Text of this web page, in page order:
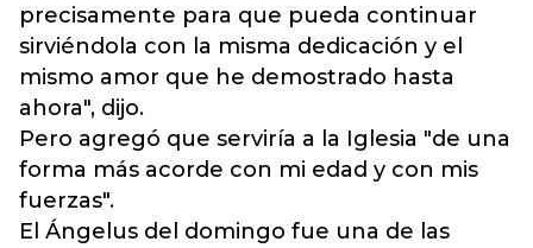
precisamente para que pueda continuar
sirviéndola con la misma dedicación y el
mismo amor que he demostrado hasta
ahora", dijo.
Pero agregó que serviría a la Iglesia "de una
forma más acorde con mi edad y con mis
fuerzas".
El Ángelus del domingo fue una de las